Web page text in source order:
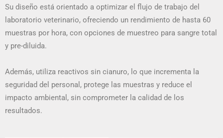
Su diseño está orientado a optimizar el flujo de trabajo del
laboratorio veterinario, ofreciendo un rendimiento de hasta 60
muestras por hora, con opciones de muestreo para sangre total
y pre-diluida.
Además, utiliza reactivos sin cianuro, lo que incrementa la
seguridad del personal, protege las muestras y reduce el
impacto ambiental, sin comprometer la calidad de los
resultados.